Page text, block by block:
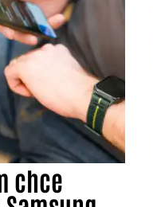
chce